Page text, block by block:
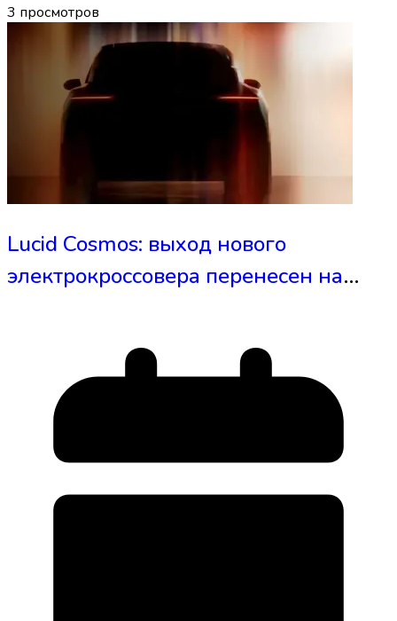
3 просмотров
Lucid Cosmos: выход нового
электрокроссовера перенесен на